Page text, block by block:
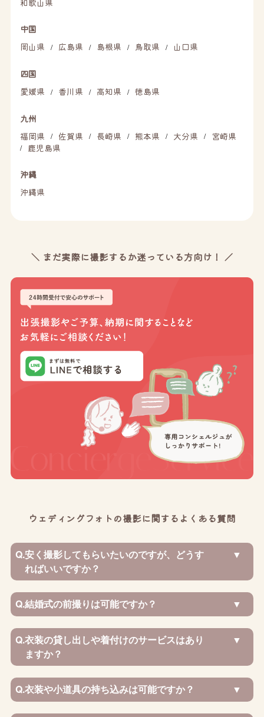
中国
岡山県
/ 広島県 / 島根県 / 鳥取県 / 山口県
四国
愛媛県
/ 香川県 / 高知県 / 徳島県
九州
福岡県
/ 佐賀県 / 長崎県 / 熊本県 / 大分県 / 宮崎県
/ 鹿児島県
沖縄
沖縄県
＼ まだ実際に撮影するか迷っている方向け！ ／
ウェディングフォトの撮影に関するよくある質問
Q.安く撮影してもらいたいのですが、どうす
ればいいですか？
Q.結婚式の前撮りは可能ですか？
Q.衣装の貸し出しや着付けのサービスはあり
ますか？
Q.衣装や小道具の持ち込みは可能ですか？